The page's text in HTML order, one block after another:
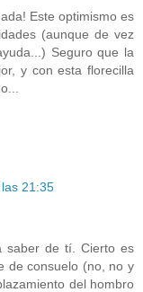
Este optimismo es
(aunque de vez
Seguro que la
y con esta florecilla
21:35
saber de tí. Cierto es
de consuelo (no, no y
del hombro